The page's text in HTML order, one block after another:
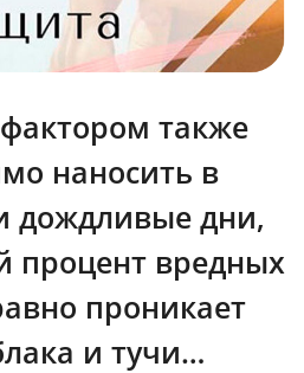
также
наносить в
дождливые дни,
процент вредных
проникает
и тучи…